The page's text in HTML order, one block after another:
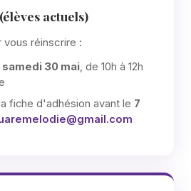
actuels)
vous réinscrire :
samedi 30 mai, de 10h à 12h
fiche d'adhésion avant le 7